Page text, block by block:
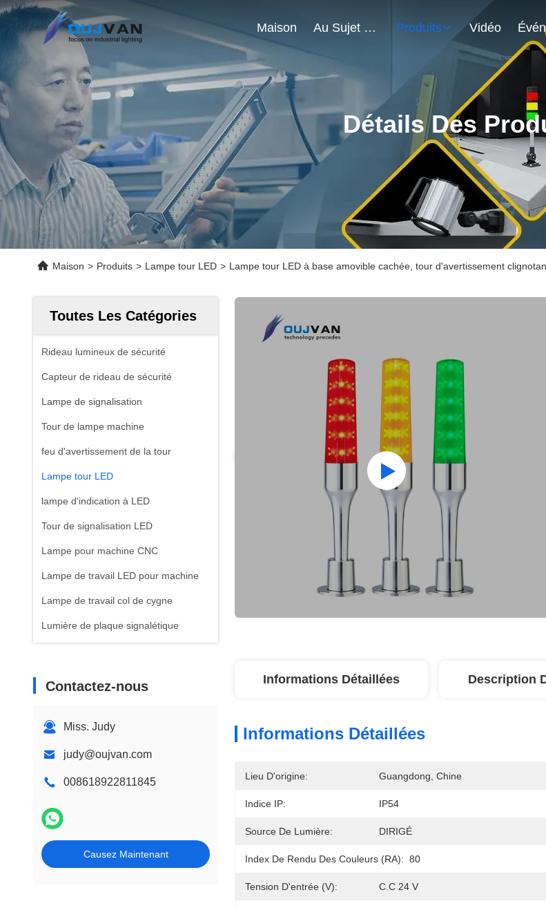
Maison Au Sujet De Nous Produits Vidéo
Détails Des
Maison > Produits > Lampe tour LED > Lampe tour LED à base amovible cachée, tour d'avertissement
Toutes Les Catégories
Rideau lumineux de sécurité
Capteur de rideau de sécurité
Lampe de signalisation
Tour de lampe machine
feu d'avertissement de la tour
Lampe tour LED
lampe d'indication à LED
Tour de signalisation LED
Lampe pour machine CNC
Lampe de travail LED pour machine
Lampe de travail col de cygne
Lumière de plaque signalétique
Contactez-nous
Miss. Judy
judy@oujvan.com
008618922811845
Causez Maintenant
Informations Détaillées Description
Informations Détaillées
Lieu D'origine: Guangdong, Chine
Indice IP: IP54
Source De Lumière: DIRIGÉ
Index De Rendu Des Couleurs (RA): 80
Tension D'entrée (V): C.C 24 V